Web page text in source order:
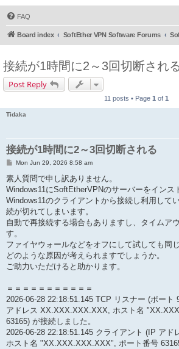
FAQ
Board index SoftEther VPN Software Forums
接続が1時間に2～3回切断され
Post Reply
11 posts • Page 1 of 1
Tidaka
接続が1時間に2～3回切断される
P
s
t
Mon Jun 29, 2026 8:58 am
素人質問で申し訳ありません。
Windows11にSoftEtherVPNのサーバーをインス
Windows11のクライアントから接続し利用して
続が切れてしまいます。
自動で再接続する場合もありますし、タイムア
す。
ファイヤウォールなどをオフにして試しても同
どのような原因が考えられますでしょうか。
ご助力いただけると助かります。
＝＝＝＝＝＝＝＝＝＝＝
2026-06-28 22:18:51.145 TCP リスナー (ポート
アドレス XX.XXX.XXX.XXX, ホスト名
63165) が接続しました。
2026-06-28 22:18:51.145 クライアント (IP ア
ホスト名 "XX.XXX.XXX.XXX", ポート番号